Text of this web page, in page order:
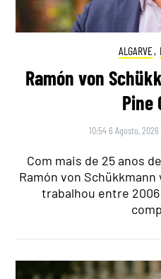
ALGARVE,
Ramón von
Pine
10:54 6 Agosto, 2026
Com mais de 25 anos
Ramón von
trabalhou entre